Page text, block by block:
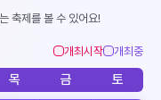
축제를 볼 수 있어요!
개최시작 개최중
목 금 토